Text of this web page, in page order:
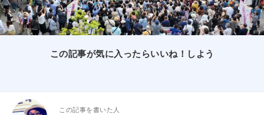
この記事が気に入ったらいいね！しよう
この記事を書いた人